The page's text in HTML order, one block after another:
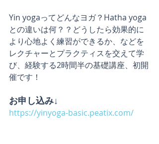
Yin yogaってどんなヨガ？Hatha yoga
との違いは何？？どうしたら効果的に
より心地よく練習ができるか、などを
レクチャーとプラクティスを交えて学
び、経験する2時間半の基礎講座、初開
催です！
お申し込み↓
https://yinyoga-basic.peatix.com/